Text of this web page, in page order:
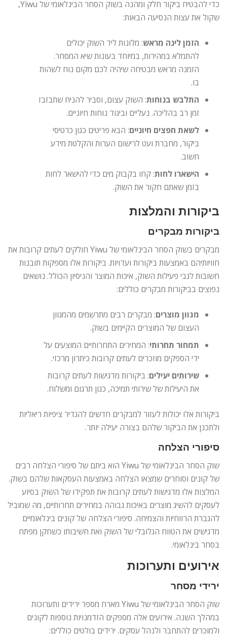
כדי להבטיח ביקור חלק ומהנה בשוק הסחר הבינלאומי של Yiwu,
שקול את עצות הנסיעה הבאות:
הזמן לינה מראש: מלונות ליד השוק יכולים
להתמלא במהירות, במיוחד בעונות שיא המסחר.
הזמנה מראש מבטיחה שיהיה לכם מקום נוח לשהות
בו.
התלבש בנוחות: השוק עצום, וסביר להניח שתבזבז
זמן רב בהליכה. נעליים וביגוד נוחות חיוניים.
לשאת חפצים חיוניים: הבא פריטים כגון כרטיסי
ביקור, מחברת ועט לרישום הערות והקלטת מידע
חשוב.
הישארו לחות: קחו בקבוק מים כדי להישאר לחות
בזמן שאתם חקור את השוק.
ביקורות והמלצות
ביקורות מבקרים
מבקרים בשוק הסחר הבינלאומי של Yiwu חולקים לעתים קרובות את
חוויותיהם באמצעות ביקורות ועדויות. ביקורות אלו מספקות תובנות
חשובות לגבי פעילות השוק, איכות המוצר והניסיון הכולל. נושאים
נפוצים בביקורות מבקרים כוללים:
מגוון מוצרים: מבקרים רבים מתרשמים מהמגוון
העצום של המוצרים הקיימים בשוק.
תמחור תחרותי: המחירים התחרותיים המוצעים על
ידי הספקים מוזכרים לעתים קרובות כיתרון מרכזי.
שירותים יעילים: ביקורות מדגישות לעתים קרובות
את היעילות של שירותי תמיכה, כגון תרגום ומשלוח.
ביקורות אלו יכולות לעזור למבקרים חדשים להגדיר ציפיות ריאליות
ולתכנן את הביקור שלהם בצורה יעילה יותר.
סיפורי הצלחה
שוק הסחר הבינלאומי של Yiwu הוא ביתם של סיפורי הצלחה רבים
של קונים וסוחרים שמצאו הצלחה באמצעות העסקאות שלהם בשוק.
המלצות אלו מדגישות לעתים קרובות את תפקידו של השוק בסיוע
לעסקים להשיג מוצרים באיכות גבוהה במחירים תחרותיים, מה שמוביל
להגברת הרווחיות והצמיחה. סיפורי הצלחה של קונים בינלאומיים
מדגישים את הטווח הגלובלי של השוק ואת חשיבותו כשחקן מפתח
בסחר בינלאומי.
אירועים ותערוכות
ירידי מסחר
שוק הסחר הבינלאומי של Yiwu מארח מספר ירידים ותערוכות
במהלך השנה. אירועים אלה מספקים הזדמנויות נוספות לקונים
ולמוכרים להתחבר ולנהל עסקים. ירידים בולטים כוללים: